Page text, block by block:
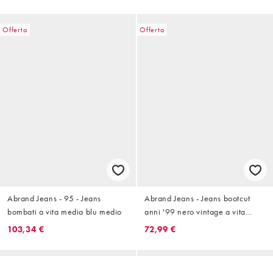
Offerta
Abrand Jeans - 95 - Jeans
bombati a vita media blu medio
103,34 €
Offerta
Abrand Jeans - Jeans bootcut
anni '99 nero vintage a vita
bassa
72,99 €